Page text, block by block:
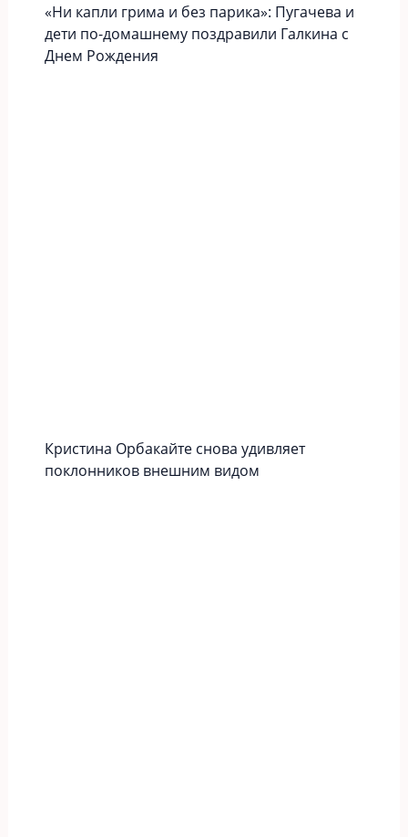
«Ни капли грима и без парика»: Пугачева и
дети по-домашнему поздравили Галкина с
Днем Рождения
Кристина Орбакайте снова удивляет
поклонников внешним видом